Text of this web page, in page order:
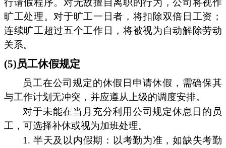
旷工处理。对于旷工一日者，将扣除双倍日工资；
连续旷工超过五个工作日，将被视为自动解除劳动
关系。
(5)员工休假规定
员工在公司规定的休假日申请休假，需确保其
与工作计划无冲突，并应遵从上级的调度安排。
对于未能在当月充分利用公司规定休息日的员
工，可选择补休或视为加班处理。
1. 半天及以内假期：以考勤为准，如缺失考勤